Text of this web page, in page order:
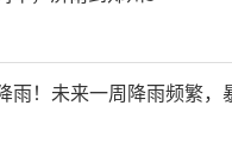
雨！未来一周降雨频繁，